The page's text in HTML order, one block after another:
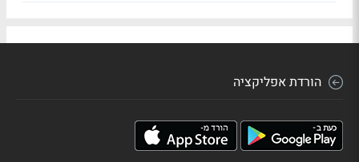
הורדת אפליקציה